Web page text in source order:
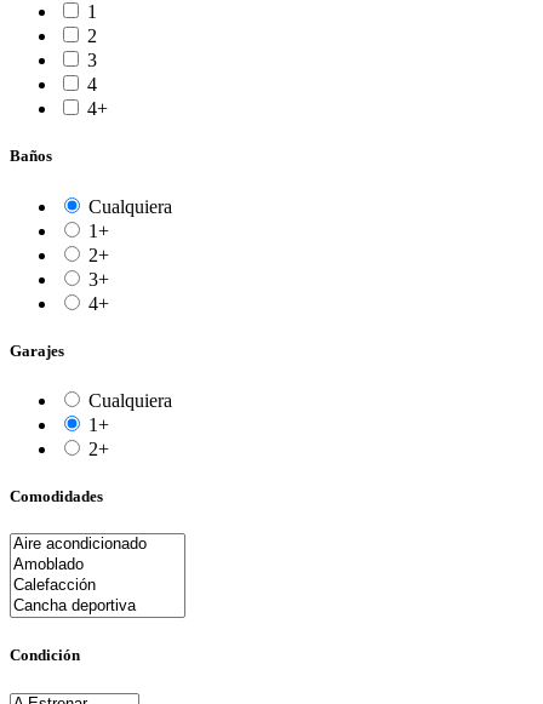
1
2
3
4
4+
Baños
Cualquiera
1+
2+
3+
4+
Garajes
Cualquiera
1+
2+
Comodidades
Condición